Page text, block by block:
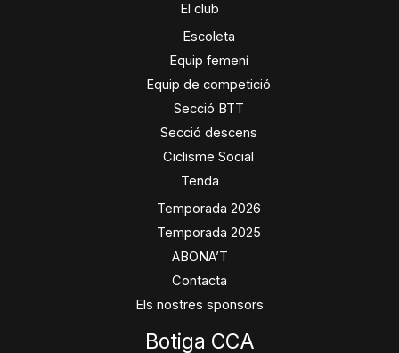
El club
Escoleta
Equip femení
Equip de competició
Secció BTT
Secció descens
Ciclisme Social
Tenda
Temporada 2026
Temporada 2025
ABONA’T
Contacta
Els nostres sponsors
Botiga CCA